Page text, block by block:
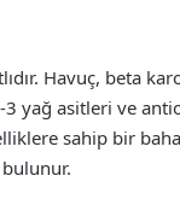
Havuç, beta
3 yağ asitleri ve
sahip bir
bulunur.